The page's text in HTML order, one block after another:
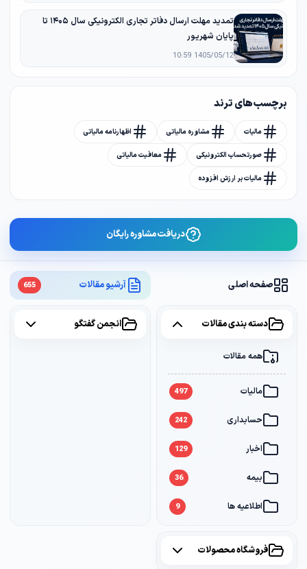
صفحه اصلی آرشیو مقالات 655
دسته بندی مقالات
همه مقالات
مالیات 497
حسابداری 242
اخبار 129
بیمه 36
اطلاعیه ها 9
انجمن گفتگو
فروشگاه محصولات
تمدید مهلت ارسال دفاتر تجاری الکترونیکی سال ۱۴۰۵ تا
پایان شهریور
1405/05/12 10:59
برچسب های ترند
مالیات مشاوره مالیاتی اظهارنامه مالیاتی
صورتحساب الکترونیکی معافیت مالیاتی
مالیات بر ارزش افزوده
دریافت مشاوره رایگان